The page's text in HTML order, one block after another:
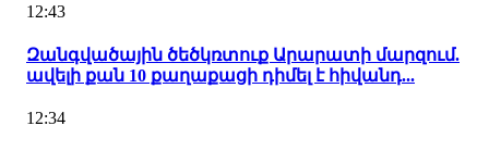
12:43
Զանգվածային ծեծկռտուք Արարատի մարզում.
ավելի քան 10 քաղաքացի դիմել է հիվանդ...
12:34